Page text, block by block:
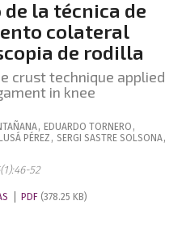
la técnica de
colateral
de rodilla
crust technique applied
in knee
, EDUARDO TORNERO ,
PÉREZ , SERGI SASTRE SOLSONA,
52
PDF (378.25 KB)